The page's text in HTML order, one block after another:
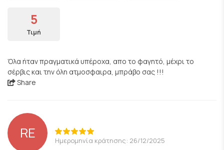
5
Τιμή
Όλα ήταν πραγματικά υπέροχα, απο το φαγητό, μέχρι το
σέρβις και την όλη ατμοσφαιρα, μπράβο σας !!!
Share
RE Ημερομηνία κράτησης: 26/12/2025